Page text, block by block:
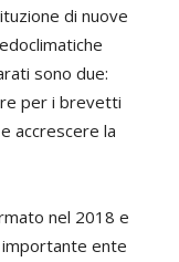
di nuove
sono due:
per i brevetti
accrescere la
nel 2018 e
ente